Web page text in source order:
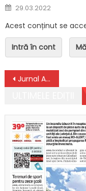
Posted on
29.03.2022
Acest conținut se
Intră în cont
Navigare
Jurnal Arădean 17.11.2020